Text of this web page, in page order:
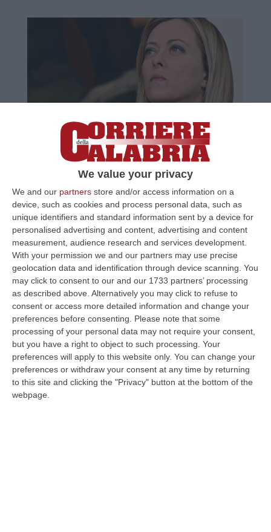
We value your privacy
We and our partners store and/or access information on a
device, such as cookies and process personal data, such as
unique identifiers and standard information sent by a device for
personalised advertising and content, advertising and content
measurement, audience research and services development.
With your permission we and our partners may use precise
geolocation data and identification through device scanning. You
may click to consent to our and our 1733 partners’ processing
as described above. Alternatively you may click to refuse to
consent or access more detailed information and change your
preferences before consenting.
Please note that some
processing of your personal data may not require your consent,
but you have a right to object to such processing. Your
preferences will apply to this website only. You can change your
preferences or withdraw your consent at any time by returning
to this site and clicking the "Privacy" button at the bottom of the
webpage.
Supermedia: flettono FdI e Lega, cresce il
Il partito di Meloni resta al primo posto tra le
preferenze degli italiani seguito dai
pentastellati. Pd terzo al 15,8%
Pubblicato il: 02/02/23 – 14:32
Sondaggi, Fratelli d’Italia cresce ancora e
sfonda il 30%. Pd sotto quota 16%
La rilevazione di YouTrend sulle ultime
intenzioni di voto degli italiani. Perde
consensi anche Forza Italia. Stazionari i 5
Stelle
Pubblicato il: 22/12/22 – 12:08